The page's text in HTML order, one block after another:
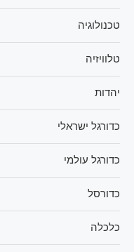
טכנולוגיה
טלוויזיה
יהדות
כדורגל ישראלי
כדורגל עולמי
כדורסל
כלכלה